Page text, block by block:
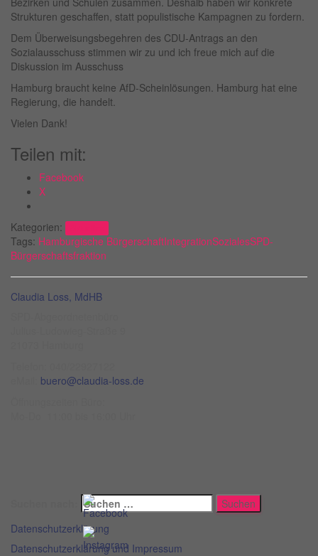
Strukturen geschaffen, statt populistische Kampagnen zu fordern.
Dem Überweisungsbegehren des CDU-Antrags an den
Sozialausschuss stimmen wir zu und ich freue mich auf die
Diskussion im Ausschuss
Hamburg braucht keine AfD-Scheinlösungen. Hamburg hat eine
Regierung, die handelt.
Vielen Dank!
Teilen mit:
Facebook
X
Kategorien:
Tags: Hamburgische BürgerschaftIntegrationSozialesSPD-
Bürgerschaftsfraktion
Claudia Loss, MdHB
buero@claudia-loss.de
Datenschutzerklärung
Datenschutzerklärung und Impressum